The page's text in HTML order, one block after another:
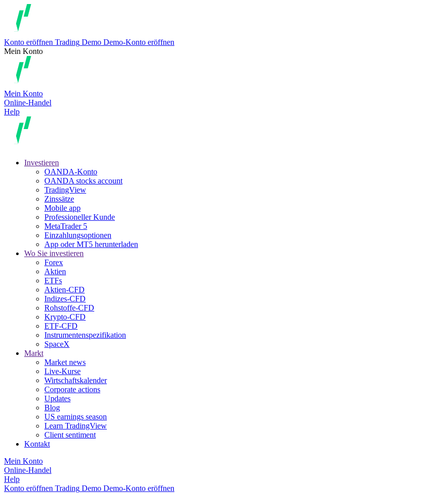
Konto eröffnen Trading Demo Demo-Konto eröffnen
Mein Konto
Mein Konto
Online-Handel
Help
Investieren
OANDA-Konto
OANDA stocks account
TradingView
Zinssätze
Mobile app
Professioneller Kunde
MetaTrader 5
Einzahlungsoptionen
App oder MT5 herunterladen
Wo Sie investieren
Forex
Aktien
ETFs
Aktien-CFD
Indizes-CFD
Rohstoffe-CFD
Krypto-CFD
ETF-CFD
Instrumentenspezifikation
SpaceX
Markt
Market news
Live-Kurse
Wirtschaftskalender
Corporate actions
Updates
Blog
US earnings season
Learn TradingView
Client sentiment
Kontakt
Mein Konto
Online-Handel
Help
Konto eröffnen Trading Demo Demo-Konto eröffnen